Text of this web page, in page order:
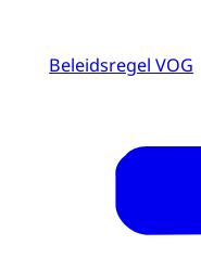
Beleidsregel VOG